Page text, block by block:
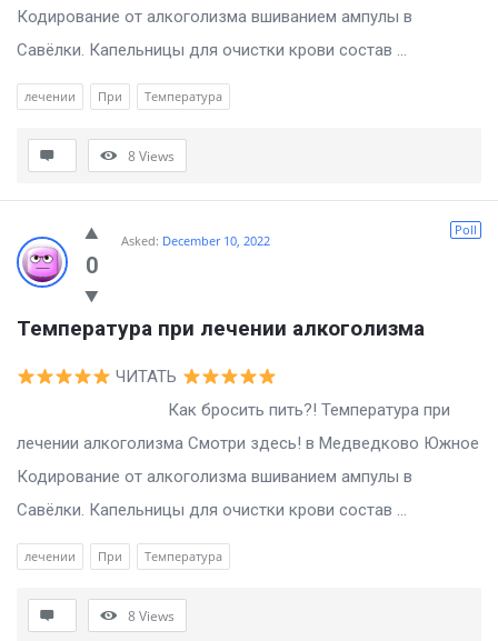
Кодирование от алкоголизма вшиванием ампулы в
Савёлки. Капельницы для очистки крови состав ...
лечении При Температура
8Views
0
Poll
Asked: December 10, 2022
Температура при лечении алкоголизма
ЧИТАТЬ
Как бросить пить?! Температура при
лечении алкоголизма Смотри здесь! в Медведково Южное
Кодирование от алкоголизма вшиванием ампулы в
Савёлки. Капельницы для очистки крови состав ...
лечении При Температура
8Views